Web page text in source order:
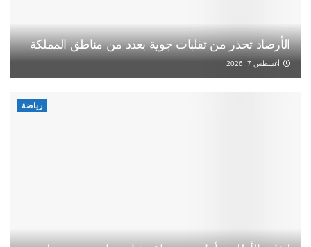
الأرصاد تحذر من تقلبات جوية بعدد من مناطق المملكة
أغسطس 7, 2026
رياضة